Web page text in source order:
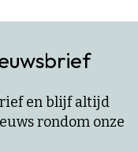
en blijf altijd
rondom onze